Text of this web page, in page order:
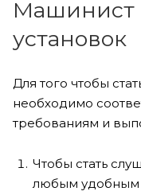
Машинист
установок
Для того чтобы
необходимо
требованиям и
Чтобы стать
любым удобным